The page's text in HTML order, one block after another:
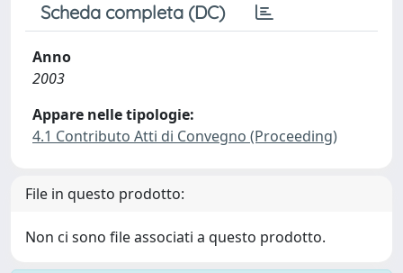
Scheda completa (DC)
Anno
2003
Appare nelle tipologie:
4.1 Contributo Atti di Convegno (Proceeding)
File in questo prodotto:
Non ci sono file associati a questo prodotto.